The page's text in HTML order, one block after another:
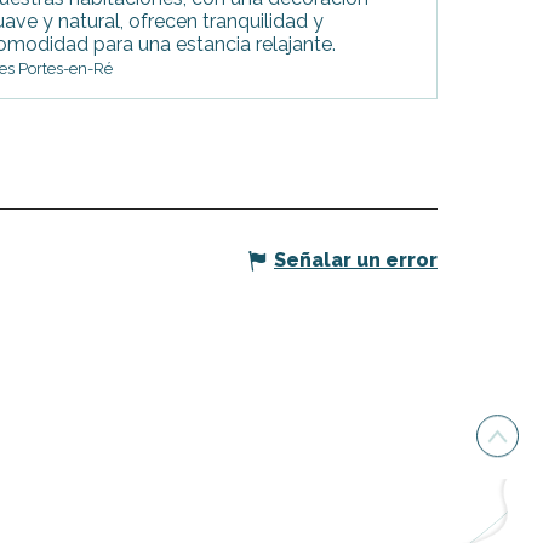
y natural, ofrecen tranquilidad y
para una estancia relajante.
Portes-en-Ré
Señalar un error